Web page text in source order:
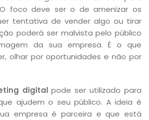
foco deve ser o de amenizar os
tentativa de vender algo ou tirar
poderá ser malvista pelo público
da sua empresa. É o que
olhar por oportunidades e não por
digital pode ser utilizado para
ajudem o seu público. A ideia é
empresa é parceira e que está